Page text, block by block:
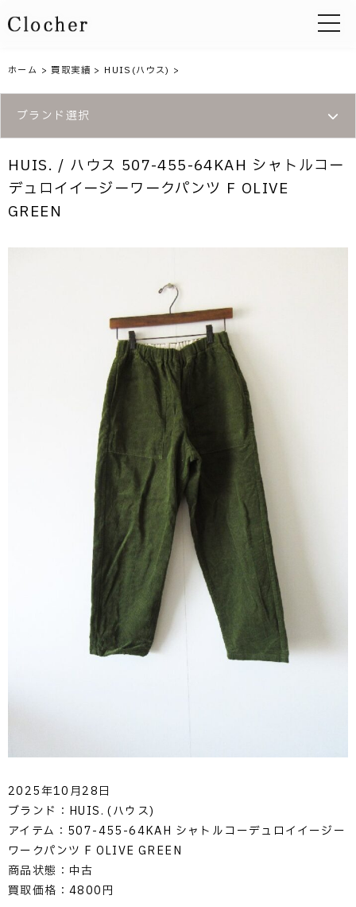
toggle
ホーム >買取実績 > HUIS(ハウス) >
ブランド選択
HUIS. / ハウス 507-455-64KAH シャトルコー
デュロイイージーワークパンツ F OLIVE
GREEN
2025年10月28日
ブランド：HUIS. (ハウス)
アイテム：507-455-64KAH シャトルコーデュロイイージー
ワークパンツ F OLIVE GREEN
商品状態：中古
買取価格：4800円